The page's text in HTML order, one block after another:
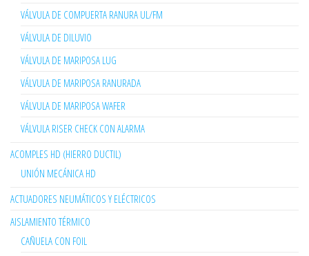
VÁLVULA DE COMPUERTA RANURA UL/FM
VÁLVULA DE DILUVIO
VÁLVULA DE MARIPOSA LUG
VÁLVULA DE MARIPOSA RANURADA
VÁLVULA DE MARIPOSA WAFER
VÁLVULA RISER CHECK CON ALARMA
ACOMPLES HD (HIERRO DUCTIL)
UNIÓN MECÁNICA HD
ACTUADORES NEUMÁTICOS Y ELÉCTRICOS
AISLAMIENTO TÉRMICO
CAÑUELA CON FOIL